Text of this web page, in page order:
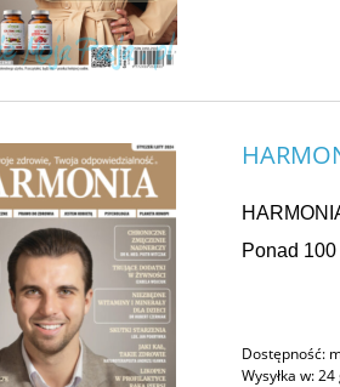
Ponad
Dostępność:
Wysyłka w:24